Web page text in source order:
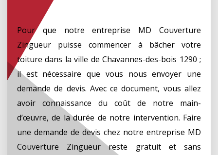
Pour que notre entreprise MD Couverture
Zingueur puisse commencer à bâcher votre
toiture dans la ville de Chavannes-des-bois 1290 ;
il est nécessaire que vous nous envoyer une
demande de devis. Avec ce document, vous allez
avoir connaissance du coût de notre main-
d’œuvre, de la durée de notre intervention. Faire
une demande de devis chez notre entreprise MD
Couverture Zingueur reste gratuit et sans